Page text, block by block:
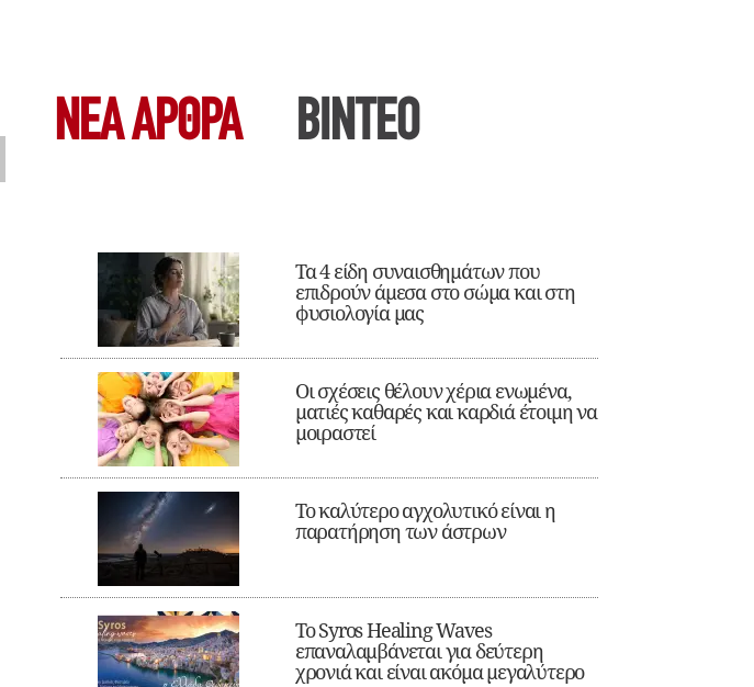
ΝΕΑ ΆΡΘΡΑ ΒΙΝΤΕΟ
Τα 4 είδη συναισθημάτων που
επιδρούν άμεσα στο σώμα και στη
φυσιολογία μας
Οι σχέσεις θέλουν χέρια ενωμένα,
ματιές καθαρές και καρδιά έτοιμη να
μοιραστεί
Το καλύτερο αγχολυτικό είναι η
παρατήρηση των άστρων
Το Syros Healing Waves
επαναλαμβάνεται για δεύτερη
χρονιά και είναι ακόμα μεγαλύτερο